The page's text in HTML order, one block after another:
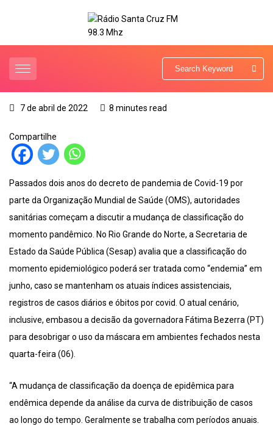
7 de abril de 2022 8 minutes read
Compartilhe
Passados dois anos do decreto de pandemia de Covid-19 por
parte da Organização Mundial de Saúde (OMS), autoridades
sanitárias começam a discutir a mudança de classificação do
momento pandêmico. No Rio Grande do Norte, a Secretaria de
Estado da Saúde Pública (Sesap) avalia que a classificação do
momento epidemiológico poderá ser tratada como “endemia” em
junho, caso se mantenham os atuais índices assistenciais,
registros de casos diários e óbitos por covid. O atual cenário,
inclusive, embasou a decisão da governadora Fátima Bezerra (PT)
para desobrigar o uso da máscara em ambientes fechados nesta
quarta-feira (06).
“A mudança de classificação da doença de epidêmica para
endêmica depende da análise da curva de distribuição de casos
ao longo do tempo. Geralmente se trabalha com períodos anuais.